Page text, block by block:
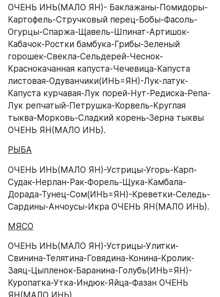
ОЧЕНЬ ИНЬ(МАЛО ЯН)- Баклажаны-Помидоры-
Картофель-Стручковый перец-Бобы-Фасоль-
Огурцы-Спаржа-Щавель-Шпинат-Артишок-
Кабачок-Ростки бамбука-Грибы-Зеленый
горошек-Свекла-Сельдерей-Чеснок-
Краснокачанная капуста-Чечевица-Капуста
листовая-Одуванчики(ИНЬ=ЯН)-Лук-латук-
Капуста курчавая-Лук порей-Нут-Редиска-Репа-
Лук репчатый-Петрушка-Корвель-Круглая
тыква-Морковь-Сладкий корень-Зерна тыквы
ОЧЕНЬ ЯН(МАЛО ИНЬ).
РЫБА
ОЧЕНЬ ИНЬ(МАЛО ЯН)-Устрицы-Угорь-Карп-
Судак-Нерлан-Рак-Форель-Щука-Камбала-
Дорада-Тунец-Сом(ИНЬ=ЯН)-Креветки-Селедь-
Сардины-Анчоусы-Икра ОЧЕНЬ ЯН(МАЛО ИНЬ).
МЯСО
ОЧЕНЬ ИНЬ(МАЛО ЯН)-Устрицы-Улитки-
Свинина-Телятина-Говядина-Конина-Кролик-
Заяц-Цыпленок-Баранина-Голубь(ИНЬ=ЯН)-
Куропатка-Утка-Индюк-Яйца-Фазан ОЧЕНЬ